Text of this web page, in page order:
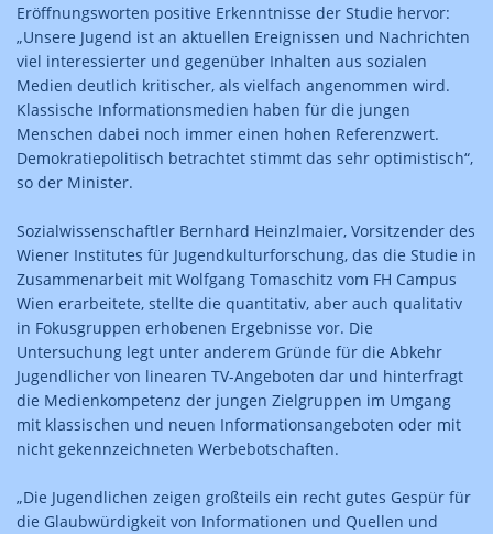
Eröffnungsworten positive Erkenntnisse der Studie hervor:
„Unsere Jugend ist an aktuellen Ereignissen und Nachrichten
viel interessierter und gegenüber Inhalten aus sozialen
Medien deutlich kritischer, als vielfach angenommen wird.
Klassische Informationsmedien haben für die jungen
Menschen dabei noch immer einen hohen Referenzwert.
Demokratiepolitisch betrachtet stimmt das sehr optimistisch“,
so der Minister.
Sozialwissenschaftler Bernhard Heinzlmaier, Vorsitzender des
Wiener Institutes für Jugendkulturforschung, das die Studie in
Zusammenarbeit mit Wolfgang Tomaschitz vom FH Campus
Wien erarbeitete, stellte die quantitativ, aber auch qualitativ
in Fokusgruppen erhobenen Ergebnisse vor. Die
Untersuchung legt unter anderem Gründe für die Abkehr
Jugendlicher von linearen TV-Angeboten dar und hinterfragt
die Medienkompetenz der jungen Zielgruppen im Umgang
mit klassischen und neuen Informationsangeboten oder mit
nicht gekennzeichneten Werbebotschaften.
„Die Jugendlichen zeigen großteils ein recht gutes Gespür für
die Glaubwürdigkeit von Informationen und Quellen und